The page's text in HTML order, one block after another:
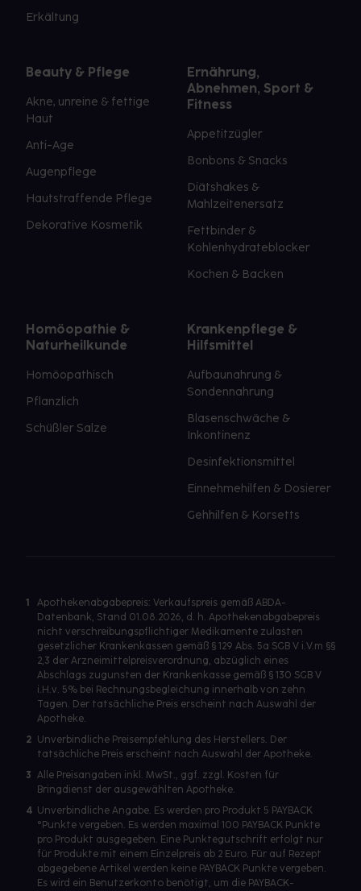
Erkältung
Beauty & Pflege
Akne, unreine & fettige
Haut
Anti-Age
Augenpflege
Hautstraffende Pflege
Dekorative Kosmetik
Ernährung,
Abnehmen, Sport &
Fitness
Appetitzügler
Bonbons & Snacks
Diätshakes &
Mahlzeitenersatz
Fettbinder &
Kohlenhydrateblocker
Kochen & Backen
Homöopathie &
Naturheilkunde
Homöopathisch
Pflanzlich
Schüßler Salze
Krankenpflege &
Hilfsmittel
Aufbaunahrung &
Sondennahrung
Blasenschwäche &
Inkontinenz
Desinfektionsmittel
Einnehmehilfen & Dosierer
Gehhilfen & Korsetts
1
Apothekenabgabepreis: Verkaufspreis gemäß ABDA-
Datenbank, Stand 01.08.2026, d. h. Apothekenabgabepreis
nicht verschreibungspflichtiger Medikamente zulasten
gesetzlicher Krankenkassen gemäß § 129 Abs. 5a SGB V i.V.m §§
2,3 der Arzneimittelpreisverordnung, abzüglich eines
Abschlags zugunsten der Krankenkasse gemäß § 130 SGB V
i.H.v. 5% bei Rechnungsbegleichung innerhalb von zehn
Tagen. Der tatsächliche Preis erscheint nach Auswahl der
Apotheke.
2 Unverbindliche Preisempfehlung des Herstellers. Der
tatsächliche Preis erscheint nach Auswahl der Apotheke.
3 Alle Preisangaben inkl. MwSt., ggf. zzgl. Kosten für
Bringdienst der ausgewählten Apotheke.
4 Unverbindliche Angabe. Es werden pro Produkt 5 PAYBACK
°Punkte vergeben. Es werden maximal 100 PAYBACK Punkte
pro Produkt ausgegeben. Eine Punktegutschrift erfolgt nur
für Produkte mit einem Einzelpreis ab 2 Euro. Für auf Rezept
abgegebene Artikel werden keine PAYBACK Punkte vergeben.
Es wird ein Benutzerkonto benötigt, um die PAYBACK-